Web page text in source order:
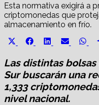
Esta normativa exigirá a
criptomonedas que
almacenamiento en frío.
Share
Share
Facebook
Share
LinkedIn
Share
Email
Las distintas
Sur buscarán una
1,333
nivel nacional.